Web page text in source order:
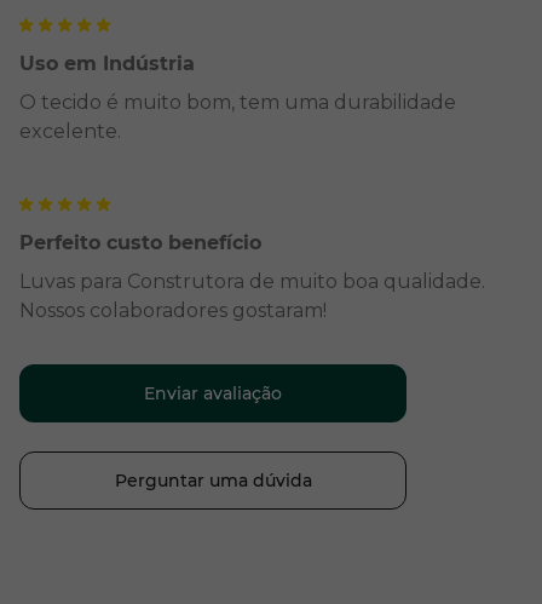
Uso em Indústria
O tecido é muito bom, tem uma durabilidade
excelente.
Perfeito custo benefício
Luvas para Construtora de muito boa qualidade.
Nossos colaboradores gostaram!
Enviar avaliação
Perguntar uma dúvida